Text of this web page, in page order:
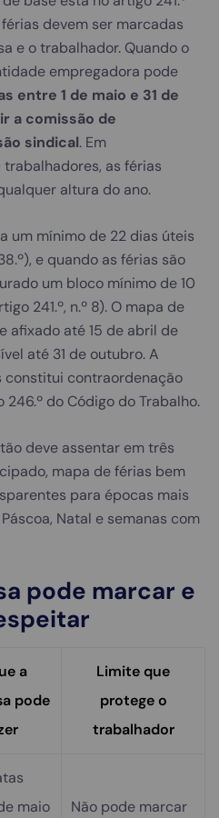
devem ser marcadas
e o trabalhador. Quando o
empregadora pode
entre 1 de maio e 31 de
a comissão de
sindical. Em
as férias
altura do ano.
um mínimo de 22 dias úteis
e quando as férias são
um bloco mínimo de 10
241.º, n.º 8). O mapa de
afixado até 15 de abril de
até 31 de outubro. A
constitui contraordenação
do Código do Trabalho.
deve assentar em três
mapa de férias bem
para épocas mais
Natal e semanas com
pode marcar e
a
pode
Limite que
protege o
trabalhador
maio
Não pode marcar